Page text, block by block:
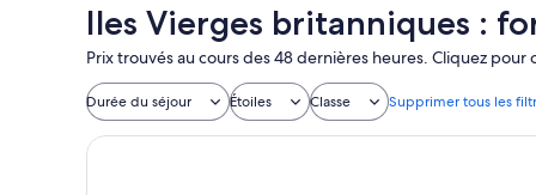
Iles Vierges britanniques :
Prix trouvés au cours des 48 dernières heures. Cliquez pour
Durée du séjour Étoiles Classe Supprimer tous les
Fort Burt Hotel